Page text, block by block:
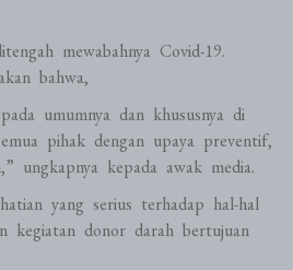
mewabahnya Covid-19.
bahwa,
umumnya dan khususnya di
pihak dengan upaya preventif,
ungkapnya kepada awak media.
yang serius terhadap hal-hal
kegiatan donor darah bertujuan